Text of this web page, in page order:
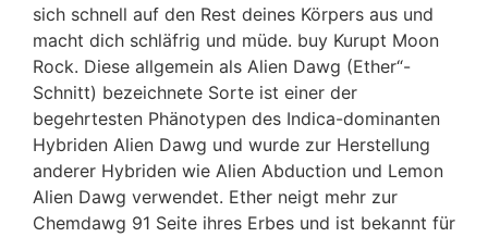
sich schnell auf den Rest deines Körpers aus und
macht dich schläfrig und müde. buy Kurupt Moon
Rock. Diese allgemein als Alien Dawg (Ether“-
Schnitt) bezeichnete Sorte ist einer der
begehrtesten Phänotypen des Indica-dominanten
Hybriden Alien Dawg und wurde zur Herstellung
anderer Hybriden wie Alien Abduction und Lemon
Alien Dawg verwendet. Ether neigt mehr zur
Chemdawg 91 Seite ihres Erbes und ist bekannt für